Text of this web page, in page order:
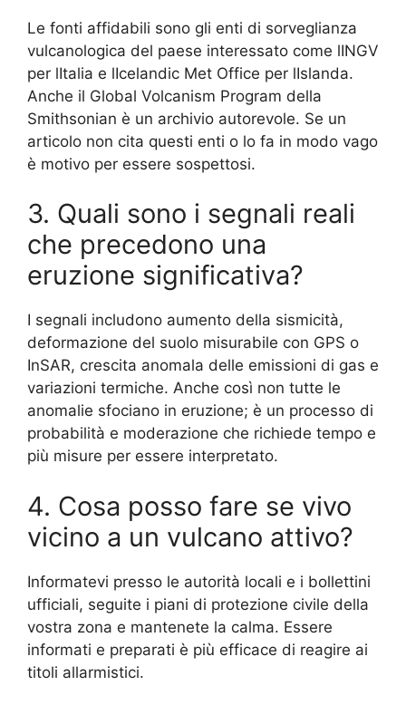
Le fonti affidabili sono gli enti di sorveglianza
vulcanologica del paese interessato come lINGV
per lItalia e lIcelandic Met Office per lIslanda.
Anche il Global Volcanism Program della
Smithsonian è un archivio autorevole. Se un
articolo non cita questi enti o lo fa in modo vago
è motivo per essere sospettosi.
3. Quali sono i segnali reali
che precedono una
eruzione significativa?
I segnali includono aumento della sismicità,
deformazione del suolo misurabile con GPS o
InSAR, crescita anomala delle emissioni di gas e
variazioni termiche. Anche così non tutte le
anomalie sfociano in eruzione; è un processo di
probabilità e moderazione che richiede tempo e
più misure per essere interpretato.
4. Cosa posso fare se vivo
vicino a un vulcano attivo?
Informatevi presso le autorità locali e i bollettini
ufficiali, seguite i piani di protezione civile della
vostra zona e mantenete la calma. Essere
informati e preparati è più efficace di reagire ai
titoli allarmistici.